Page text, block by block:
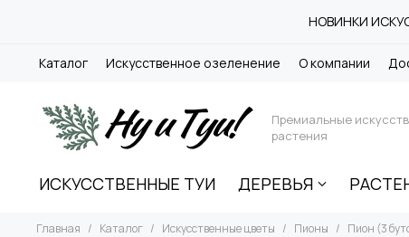
НОВИНКИ
Каталог Искусственное озеленение О компании
Премиальные
растения
ИСКУССТВЕННЫЕ ТУИ ДЕРЕВЬЯ
Главная Каталог Искусственные цветы Пионы Пион (3